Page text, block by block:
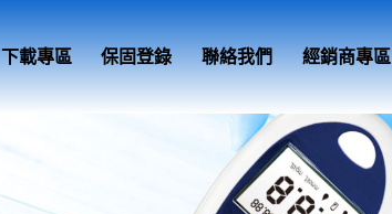
下載專區 保固登錄 聯絡我們 經銷商專區